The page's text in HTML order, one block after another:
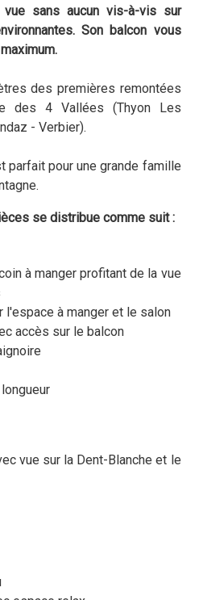
sans aucun vis-à-vis sur
Son balcon vous
des premières remontées
des 4 Vallées (Thyon Les
- Verbier).
parfait pour une grande famille
se distribue comme suit :
à manger profitant de la vue
l'espace à manger et le salon
accès sur le balcon
vue sur la Dent-Blanche et le